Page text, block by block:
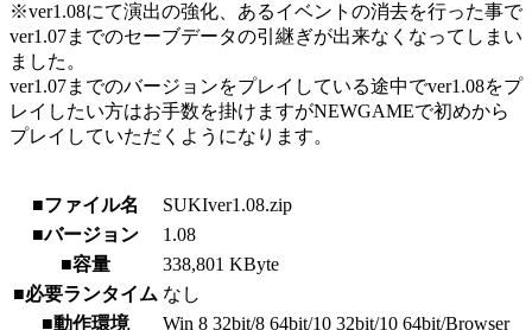
※ver1.08にて演出の強化、あるイベントの消去を行った事で
ver1.07までのセーブデータの引継ぎが出来なくなってしまい
ました。
ver1.07までのバージョンをプレイしている途中でver1.08をプ
レイしたい方はお手数を掛けますがNEWGAMEで初めから
プレイしていただくようになります。
■ファイル名
SUKIver1.08.zip
■バージョン
1.08
■容量
338,801 KByte
■必要ランタイム なし
■動作環境
Win 8 32bit/8 64bit/10 32bit/10 64bit/Browser